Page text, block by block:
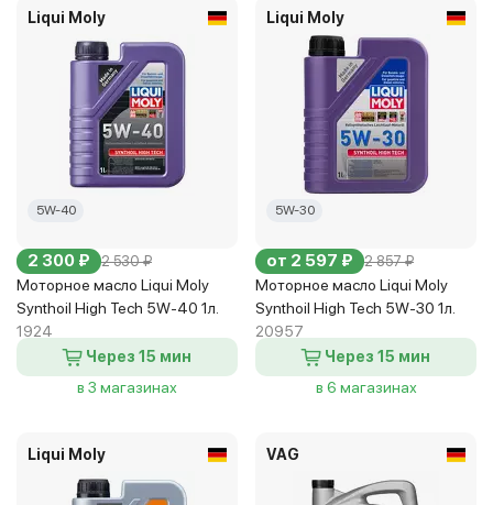
Liqui Moly
5W-40
2 300 ₽ 2 530 ₽
Моторное масло Liqui Moly
Synthoil High Tech 5W-40 1л.
1924
Через 15 мин
в 3 магазинах
Liqui Moly
5W-30
от 2 597 ₽ 2 857 ₽
Моторное масло Liqui Moly
Synthoil High Tech 5W-30 1л.
20957
Через 15 мин
в 6 магазинах
Liqui Moly VAG